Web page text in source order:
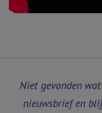
Niet gevonden
nieuwsbrief en